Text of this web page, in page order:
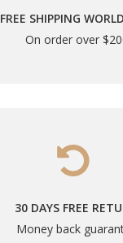
FREE SHIPPING
On order over
30 DAYS FREE
Money back